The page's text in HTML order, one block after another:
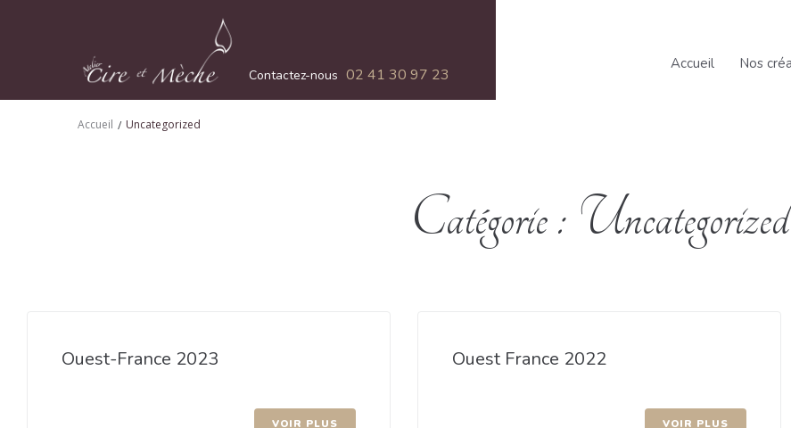
Contactez-nous 02 41 30 97 23
Accueil Nos
Accueil / Uncategorized
Catégorie : Uncategorized
Ouest-France 2023
VOIR PLUS
Ouest France 2022
VOIR PLUS